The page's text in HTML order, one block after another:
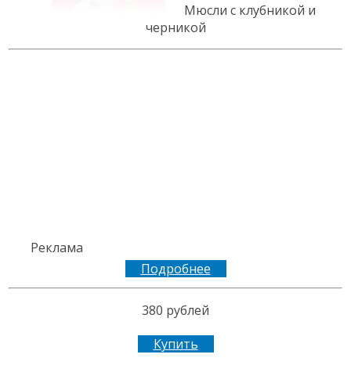
Мюсли с клубникой и
черникой
Реклама
Подробнее
380 рублей
Купить